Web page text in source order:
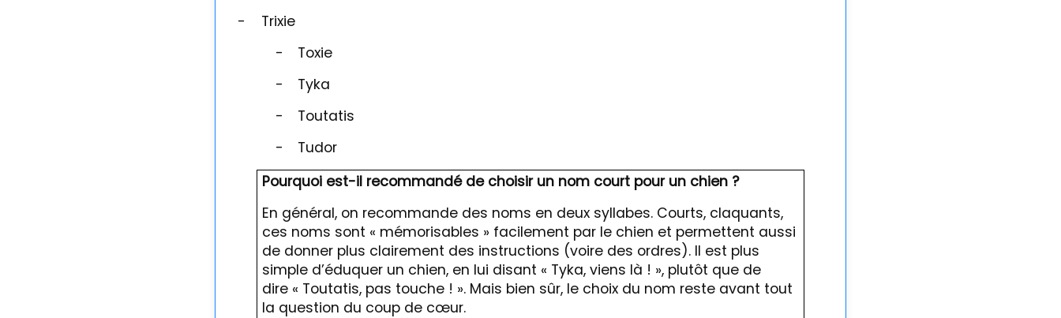
-
Trixie
-
Toxie
-
Tyka
-
Toutatis
-
Tudor
Pourquoi est-il recommandé de choisir un nom court pour un chien ?
En général, on recommande des noms en deux syllabes. Courts, claquants,
ces noms sont « mémorisables » facilement par le chien et permettent aussi
de donner plus clairement des instructions (voire des ordres). Il est plus
simple d’éduquer un chien, en lui disant « Tyka, viens là ! », plutôt que de
dire « Toutatis, pas touche ! ». Mais bien sûr, le choix du nom reste avant tout
la question du coup de cœur.